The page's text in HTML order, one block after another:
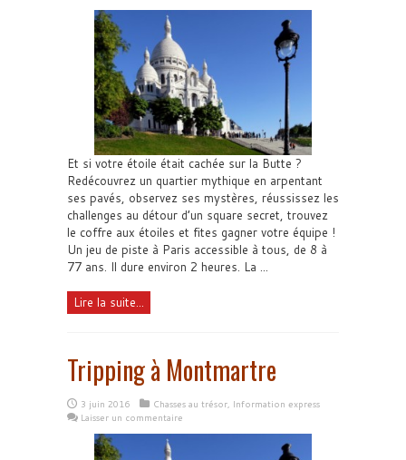
Et si votre étoile était cachée sur la Butte ?
Redécouvrez un quartier mythique en arpentant
ses pavés, observez ses mystères, réussissez les
challenges au détour d’un square secret, trouvez
le coffre aux étoiles et fites gagner votre équipe !
Un jeu de piste à Paris accessible à tous, de 8 à
77 ans. Il dure environ 2 heures. La ...
Lire la suite...
Tripping à Montmartre
3 juin 2016 Chasses au trésor, Information express
Laisser un commentaire